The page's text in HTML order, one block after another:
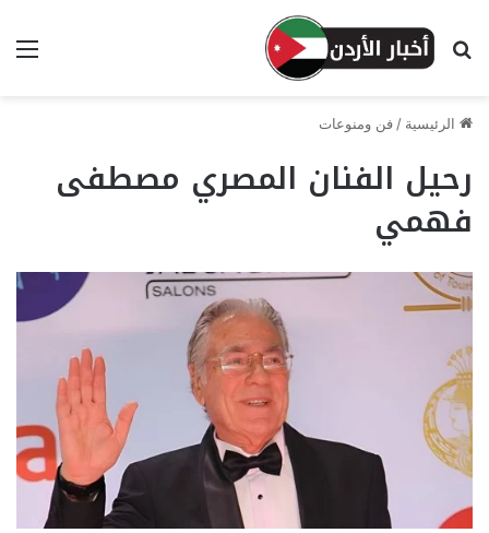
بحث عن
الرئيسية / فن ومنوعات
رحيل الفنان المصري مصطفى
فهمي